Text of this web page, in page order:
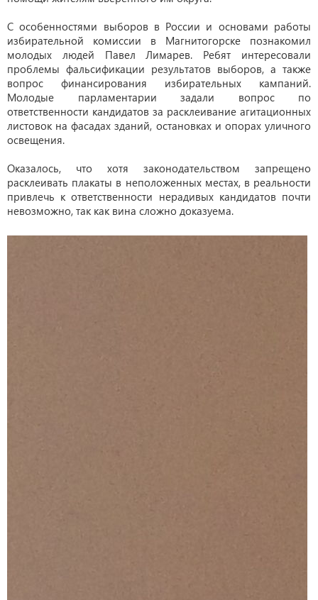
С особенностями выборов в России и основами работы
избирательной комиссии в Магнитогорске познакомил
молодых людей Павел Лимарев. Ребят интересовали
проблемы фальсификации результатов выборов, а также
вопрос финансирования избирательных кампаний.
Молодые парламентарии задали вопрос по
ответственности кандидатов за расклеивание агитационных
листовок на фасадах зданий, остановках и опорах уличного
освещения.
Оказалось, что хотя законодательством запрещено
расклеивать плакаты в неположенных местах, в реальности
привлечь к ответственности нерадивых кандидатов почти
невозможно, так как вина сложно доказуема.